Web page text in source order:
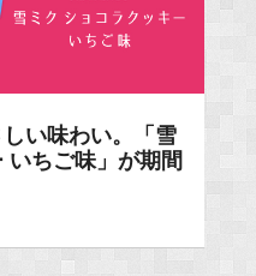
い味わい。「雪
いちご味」が期間